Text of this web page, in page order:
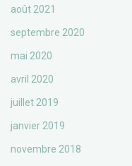
août 2021
septembre 2020
mai 2020
avril 2020
juillet 2019
janvier 2019
novembre 2018